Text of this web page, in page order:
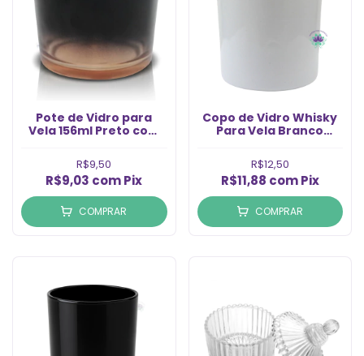
Pote de Vidro para
Vela 156ml Preto com
R$9,50
R$9,03 comPix
COMPRAR
Copo de Vidro Whisky
Para Vela Branco
R$12,50
R$11,88 com Pix
COMPRAR